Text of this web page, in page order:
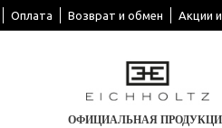
Оплата Возврат и обмен Акции
ОФИЦИАЛЬНАЯ